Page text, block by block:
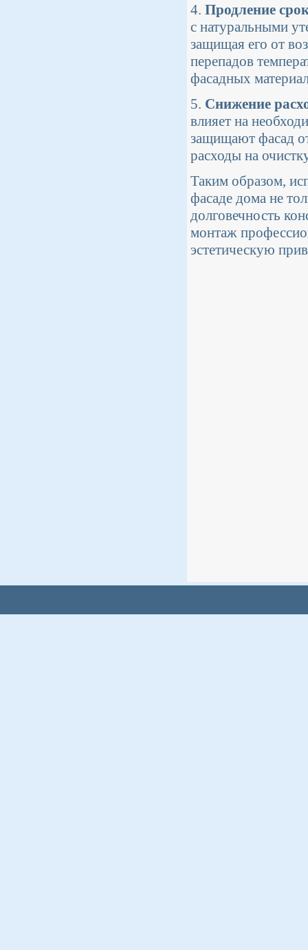
4. Продление
с натуральными
защищая его от
перепадов
фасадных
5. Снижение
влияет на
защищают фасад
расходы на
Таким образом,
фасаде дома не
долговечность
монтаж
эстетическую